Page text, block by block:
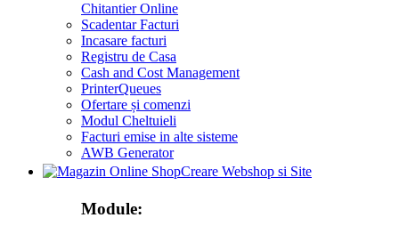
Chitantier Online
Scadentar Facturi
Incasare facturi
Registru de Casa
Cash and Cost Management
PrinterQueues
Ofertare și comenzi
Modul Cheltuieli
Facturi emise in alte sisteme
AWB Generator
Creare Webshop si Site
Module: